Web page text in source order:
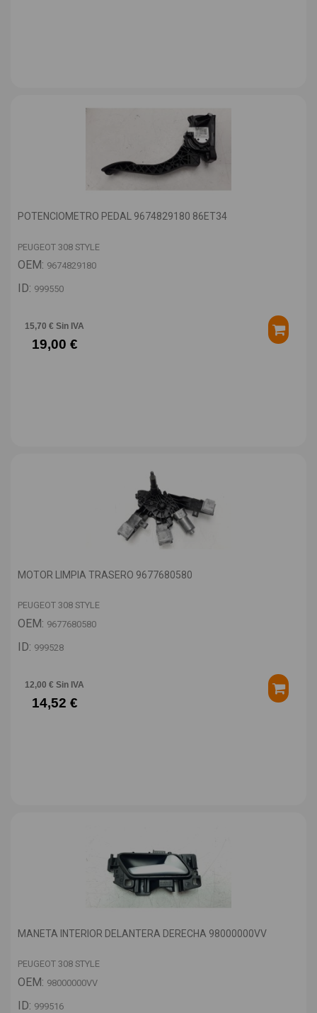
POTENCIOMETRO PEDAL 9674829180 86ET34
PEUGEOT 308 STYLE
OEM: 9674829180
ID: 999550
15,70 € Sin IVA
19,00 €
MOTOR LIMPIA TRASERO 9677680580
PEUGEOT 308 STYLE
OEM: 9677680580
ID: 999528
12,00 € Sin IVA
14,52 €
MANETA INTERIOR DELANTERA DERECHA 98000000VV
PEUGEOT 308 STYLE
OEM: 98000000VV
ID: 999516